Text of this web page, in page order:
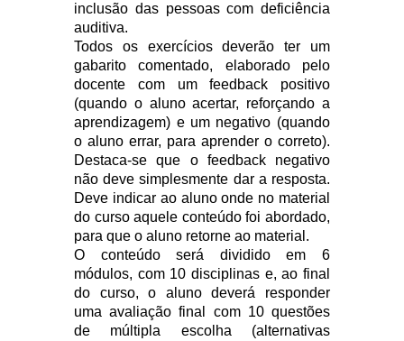
inclusão das pessoas com deficiência
auditiva.
Todos os exercícios deverão ter um
gabarito comentado, elaborado pelo
docente com um feedback positivo
(quando o aluno acertar, reforçando a
aprendizagem) e um negativo (quando
o aluno errar, para aprender o correto).
Destaca-se que o feedback negativo
não deve simplesmente dar a resposta.
Deve indicar ao aluno onde no material
do curso aquele conteúdo foi abordado,
para que o aluno retorne ao material.
O conteúdo será dividido em 6
módulos, com 10 disciplinas e, ao final
do curso, o aluno deverá responder
uma avaliação final com 10 questões
de múltipla escolha (alternativas